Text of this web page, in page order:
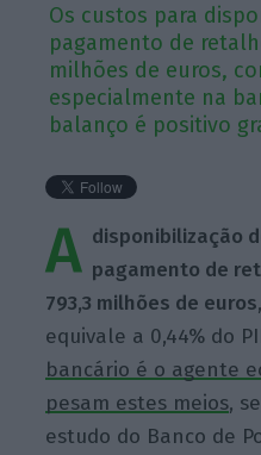
Os custos para
pagamento de
milhões de euros,
especialmente na
balanço é positivo
A disponibilização
pagamento de
793,3 milhões de euros
equivale a 0,44% do
bancário é o agente
pesam estes meios,
estudo do Banco de